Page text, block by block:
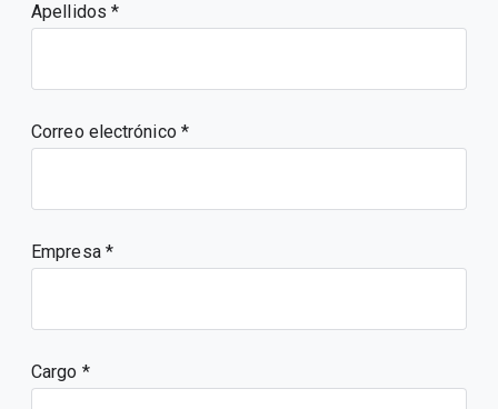
Apellidos
Correo electrónico
Empresa
Cargo